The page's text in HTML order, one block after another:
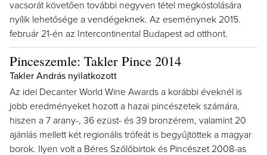
vacsorát követően további negyven tétel megkóstolására
nyílik lehetősége a vendégeknek. Az eseménynek 2015.
február 21-én az Intercontinental Budapest ad otthont.
Pinceszemle: Takler Pince 2014
Takler András nyilatkozott
Az idei Decanter World Wine Awards a korábbi éveknél is
jobb eredményeket hozott a hazai pincészetek számára,
hiszen a 7 arany-, 36 ezüst- és 39 bronzérem, valamint 20
ajánlás mellett két regionális trófeát is begyűjtöttek a magyar
borok. Ilyen volt a Béres Szőlőbirtok és Pincészet 2008-as